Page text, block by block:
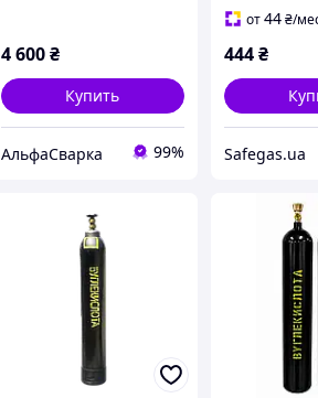
4 600₴
Купить
АльфаСварка 99%
от44 ₴/
444 ₴
Safegas.ua